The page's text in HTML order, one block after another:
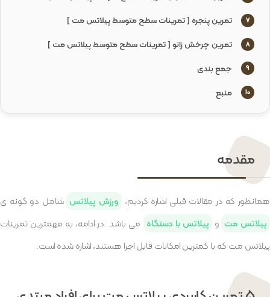
7 تمرین پنجره [ تمرینات سطح متوسط پیلاتس مت ]
8 تمرین چرخش زانو [ تمرینات سطح متوسط پیلاتس مت ]
9 جمع بندی
10 منبع
مقدمه
همانطور که در مقالات قبلی اشاره کردیم، ورزش پیلاتس شامل دو گونه ی
پیلاتس مت و پیلاتس با دستگاه می باشد. در ادامه، به مهمترین تمرینات
پیلاتس مت که با کمترین امکانات قابل اجرا هستند، اشاره شده است.